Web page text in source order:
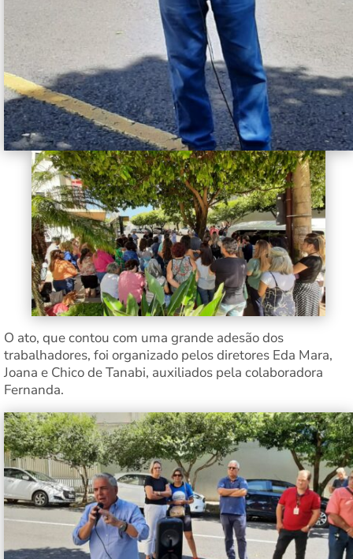
O ato, que contou com uma grande adesão dos
trabalhadores, foi organizado pelos diretores Eda Mara,
Joana e Chico de Tanabi, auxiliados pela colaboradora
Fernanda.